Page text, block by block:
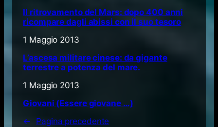
Il ritrovamento del Mars: dopo 400 anni
ricompare dagli abissi con il suo tesoro
1 Maggio 2013
L’ascesa militare cinese: da gigante
terrestre a potenza del mare.
1 Maggio 2013
Giovani (Essere giovane …)
←
Pagina precedente